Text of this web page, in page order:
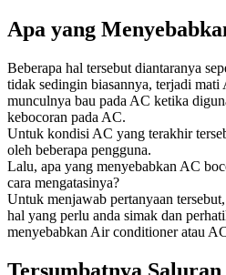
Apa yang
Beberapa hal tersebut diantaranya
tidak sedingin biasannya, terjadi mati
munculnya bau pada AC ketika
kebocoran pada AC.
Untuk kondisi AC yang terakhir
oleh beberapa pengguna.
Lalu, apa yang menyebabkan AC
cara mengatasinya?
Untuk menjawab pertanyaan
hal yang perlu anda simak dan
menyebabkan Air conditioner atau